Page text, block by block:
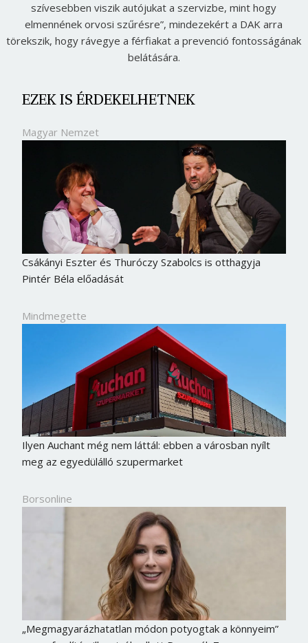
szívesebben viszik autójukat a szervizbe, mint hogy
elmennének orvosi szűrésre”, mindezekért a DAK arra
törekszik, hogy rávegye a férfiakat a prevenció fontosságának
belátására.
EZEK IS ÉRDEKELHETNEK
Magyar Nemzet
Csákányi Eszter és Thuróczy Szabolcs is otthagyja
Pintér Béla előadását
Mindmegette
Ilyen Auchant még nem láttál: ebben a városban nyílt
meg az egyedülálló szupermarket
Borsonline
„Megmagyarázhatatlan módon potyogtak a könnyeim”